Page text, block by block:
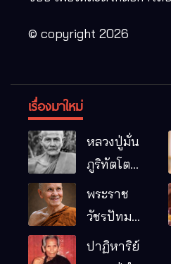
© copyright 2026
เรื่องมาใหม่
หลวงปู่มั่น
ภูริทัตโต
ผู้เป็นบิดา
รมฐาน
พระราช
วัชรปัทม
คุณ (หลวง
ปาฏิหาริย์